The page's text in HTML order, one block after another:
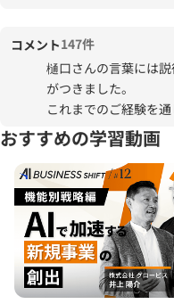
コメント147件
樋口さんの言葉には
がつきました。
これまでのご経験を
の人から協力を得るた
ました。
[樋口さんの言葉で自
・上に立つ者の間違
つかないことになる。
・日本企業は企業価
る。
・答えがすぐに見つ
おすすめの学習動画